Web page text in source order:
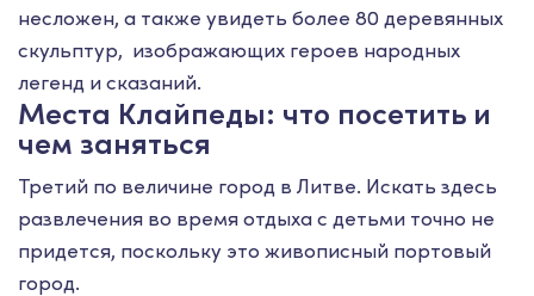
несложен, а также увидеть более 80 деревянных
скульптур, изображающих героев народных
легенд и сказаний.
Места Клайпеды: что посетить и
чем заняться
Третий по величине город в Литве. Искать здесь
развлечения во время отдыха с детьми точно не
придется, поскольку это живописный портовый
город.